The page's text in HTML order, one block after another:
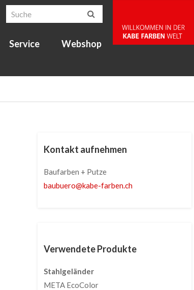
Service Webshop
Kontakt aufnehmen
Baufarben + Putze
baubuero@kabe-farben.ch
Verwendete Produkte
Stahlgeländer
META EcoColor